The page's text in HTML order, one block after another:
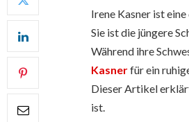
Irene Kasner ist
Sie ist die jüngere
Während ihre
Kasnerfür ein
Dieser Artikel
ist.